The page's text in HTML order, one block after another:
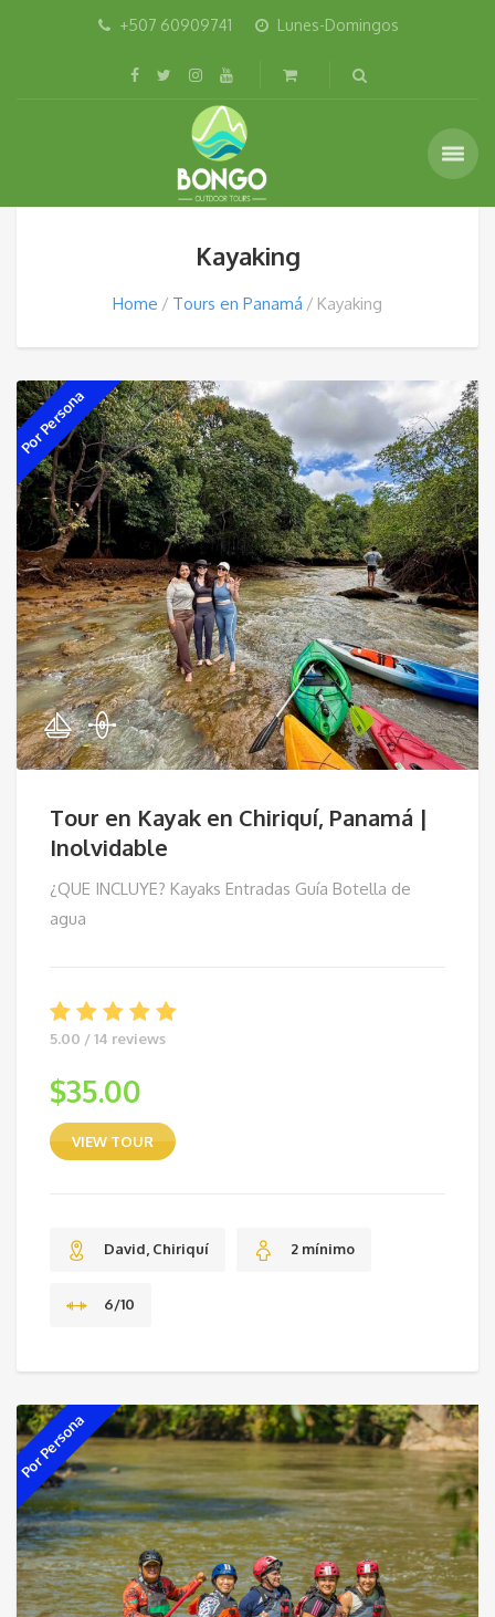
+507 60909741 Lunes-Domingos
Kayaking
Home Tours en Panamá Kayaking
Por Persona
Tour en Kayak en Chiriquí, Panamá |
Inolvidable
¿QUE INCLUYE? Kayaks Entradas Guía Botella de
agua
5.00 / 14 reviews
$35.00
VIEW TOUR
David, Chiriquí 2 mínimo
6/10
Por Persona